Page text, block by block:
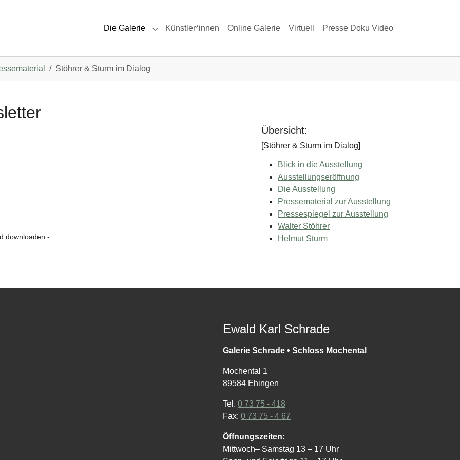
Die Galerie
Submenu for "Die Galerie"
Künstler*innen Online Galerie Virtuell Presse Doku Video
Stöhrer & Sturm im Dialog
downloaden -
Übersicht:
[Stöhrer & Sturm im Dialog]
Blick in die Ausstellung
Ausstellungseröffnung
Die Ausstellung
Pressematerial zur Ausstellung
Pressespiegel zur Ausstellung
Walter Stöhrer
Helmut Sturm
Ewald Karl Schrade
Galerie Schrade • Schloss Mochental
Mochental 1
89584 Ehingen
Tel. 0 73 75 - 418
Fax: 0 73 75 - 4 67
Öffnungszeiten:
Mittwoch– Samstag 13 – 17 Uhr